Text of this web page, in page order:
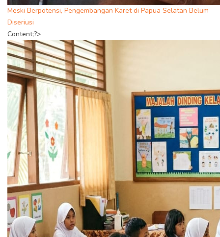
Meski Berpotensi, Pengembangan Karet di Papua Selatan Belum
Diseriusi
Content;?>